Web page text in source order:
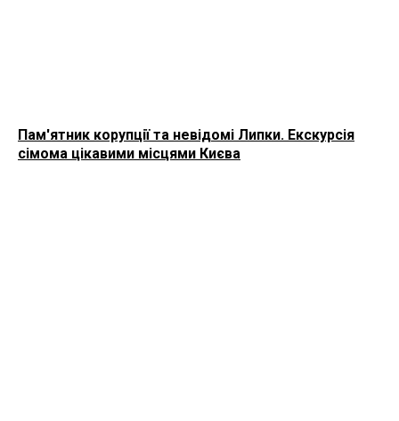
Пам'ятник корупції та невідомі Липки. Екскурсія
сімома цікавими місцями Києва